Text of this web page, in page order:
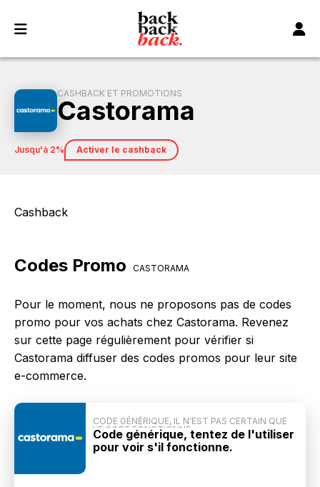
CASHBACK ET PROMOTIONS
Castorama
jusqu'à 2% Activer le cashback
Cashback
Codes Promo CASTORAMA
Pour le moment, nous ne proposons pas de codes
promo pour vos achats chez Castorama. Revenez
sur cette page régulièrement pour vérifier si
Castorama diffuser des codes promos pour leur site
e-commerce.
CODE GÉNÉRIQUE, IL N'EST PAS CERTAIN QUE
LE CODE FONCTIONNE
Code générique, tentez de l'utiliser
pour voir s'il fonctionne.